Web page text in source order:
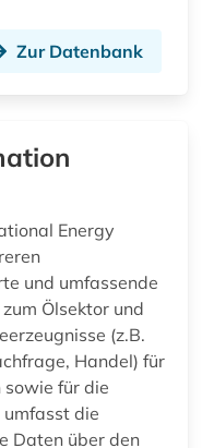
Zur Datenbank
Energy
und umfassende
Ölsektor und
(z.B.
Handel) für
für die
umfasst die
Daten über den